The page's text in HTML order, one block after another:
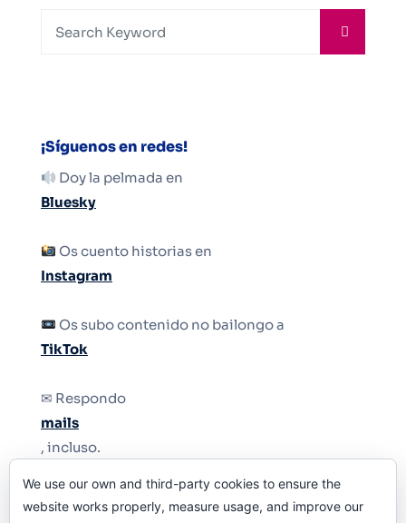
¡Síguenos en redes!
Doy la pelmada en
Bluesky
Os cuento historias en
Instagram
Os subo contenido no bailongo a
TikTok
✉ Respondo
mails
, incluso.
Y si una persona no puede tener teléfono, que
le quiten el teléfono.
We use our own and third-party cookies to ensure the
website works properly, measure usage, and improve our